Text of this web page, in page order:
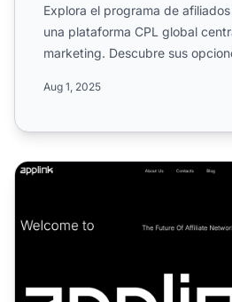
Explora el programa de
una plataforma CPL global
marketing. Descubre sus
Aug 1, 2025
Programa de Afiliados de